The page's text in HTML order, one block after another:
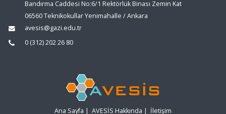
Bandırma Caddesi No:6/1 Rektörlük Binası Zemin Kat
06560 Teknikokullar Yenimahalle / Ankara
avesis@gazi.edu.tr
0 (312) 202 26 80
Ana Sayfa | AVESİS Hakkında | İletişim